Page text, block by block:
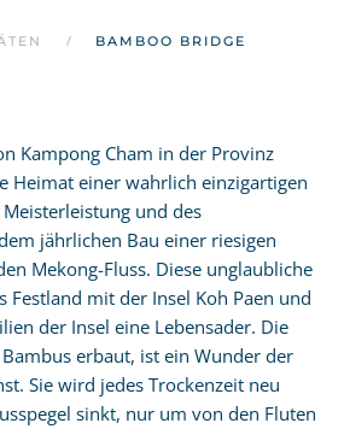
BAMBOO BRIDGE
Kampong Cham in der Provinz
Heimat einer wahrlich einzigartigen
und des
jährlichen Bau einer riesigen
Mekong-Fluss. Diese unglaubliche
Festland mit der Insel Koh Paen und
der Insel eine Lebensader. Die
erbaut, ist ein Wunder der
Sie wird jedes Trockenzeit neu
sinkt, nur um von den Fluten